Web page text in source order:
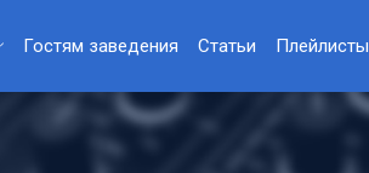
Гостям заведения Статьи Плейлисты